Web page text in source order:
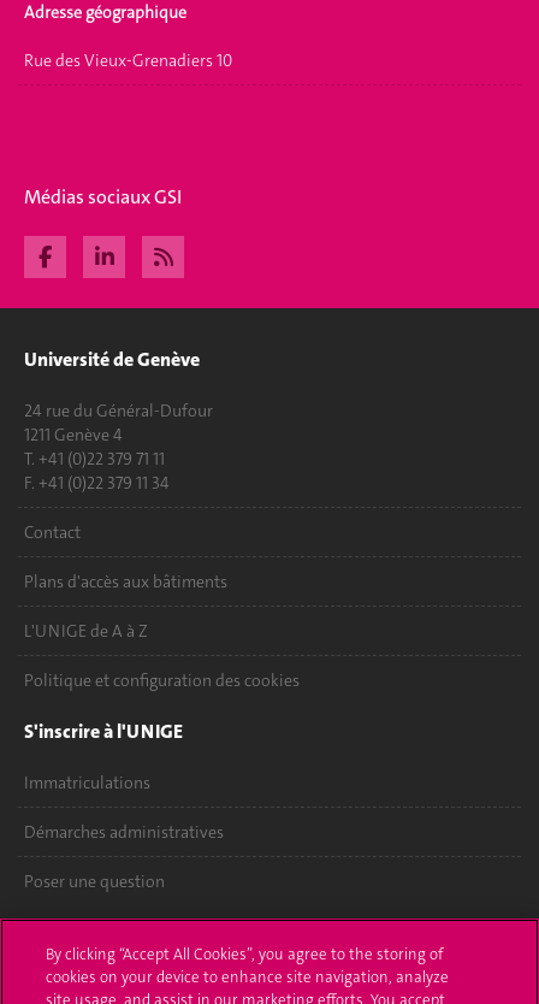
Adresse géographique
Rue des Vieux-Grenadiers 10
Médias sociaux GSI
Université de Genève
24 rue du Général-Dufour
1211 Genève 4
T. +41 (0)22 379 71 11
F. +41 (0)22 379 11 34
Contact
Plans d'accès aux bâtiments
L'UNIGE de A à Z
Politique et configuration des cookies
S'inscrire à l'UNIGE
Immatriculations
Démarches administratives
Poser une question
UNIGE Mobile
By clicking “Accept All Cookies”, you agree to the storing of
cookies on your device to enhance site navigation, analyze
site usage, and assist in our marketing efforts. You accept